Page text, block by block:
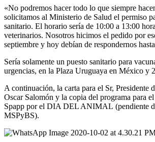
«No podremos hacer todo lo que siempre
solicitamos al Ministerio de Salud el permiso
sanitario. El horario sería de 10:00 a 13:00
veterinarios. Nosotros hicimos el pedido por
septiembre y hoy debían de respondernos
Sería solamente un puesto sanitario para
urgencias, en la Plaza Uruguaya en México y
A continuación, la carta para el Sr, Presidente
Oscar Salomón y la copia del programa para
Spapp por el DIA DEL ANIMAL (pendiente
MSPyBS).